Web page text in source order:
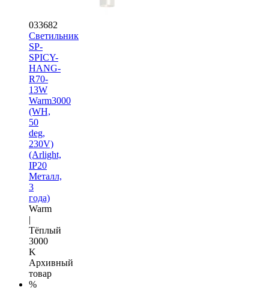
033682
Светильник
SP-
SPICY-
HANG-
R70-
13W
Warm3000
(WH,
50
deg,
230V)
(Arlight,
IP20
Металл,
3
года)
Warm
|
Тёплый
3000
K
Архивный
товар
%